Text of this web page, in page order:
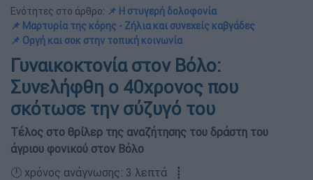
Ενότητες στο άρθρο: 📌 Η στυγερή δολοφονία
📌 Μαρτυρία της κόρης - Ζήλια και συνεχείς καβγάδες
📌 Οργή και σοκ στην τοπική κοινωνία
Γυναικοκτονία στον Βόλο:
Συνελήφθη ο 40χρονος που
σκότωσε την σύζυγό του
Τέλος στο θρίλερ της αναζήτησης του δράστη του
άγριου φονικού στον Βόλο
🕛 χρόνος ανάγνωσης: 3 λεπτά ┋